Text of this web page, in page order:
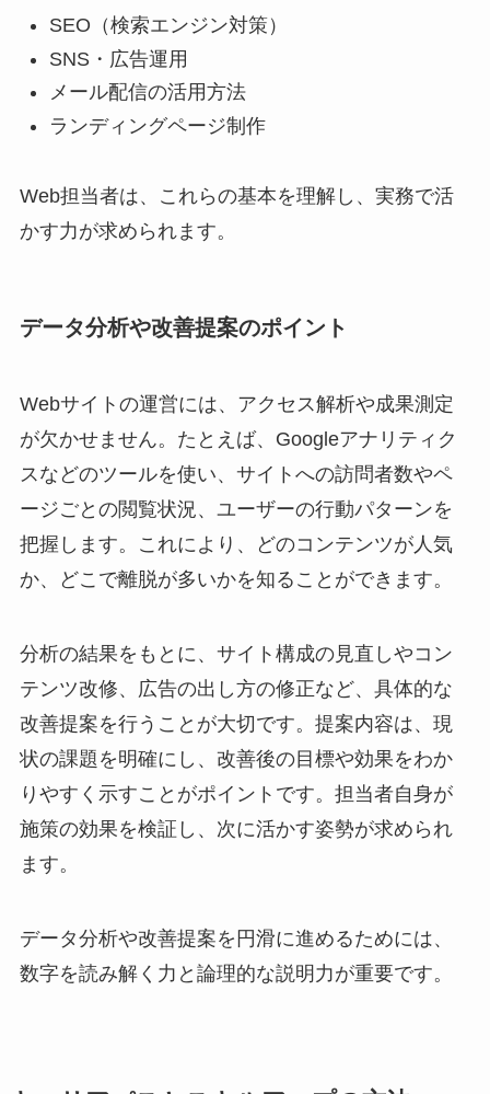
SEO（検索エンジン対策）
SNS・広告運用
メール配信の活用方法
ランディングページ制作
Web担当者は、これらの基本を理解し、実務で活
かす力が求められます。
データ分析や改善提案のポイント
Webサイトの運営には、アクセス解析や成果測定
が欠かせません。たとえば、Googleアナリティク
スなどのツールを使い、サイトへの訪問者数やペ
ージごとの閲覧状況、ユーザーの行動パターンを
把握します。これにより、どのコンテンツが人気
か、どこで離脱が多いかを知ることができます。
分析の結果をもとに、サイト構成の見直しやコン
テンツ改修、広告の出し方の修正など、具体的な
改善提案を行うことが大切です。提案内容は、現
状の課題を明確にし、改善後の目標や効果をわか
りやすく示すことがポイントです。担当者自身が
施策の効果を検証し、次に活かす姿勢が求められ
ます。
データ分析や改善提案を円滑に進めるためには、
数字を読み解く力と論理的な説明力が重要です。